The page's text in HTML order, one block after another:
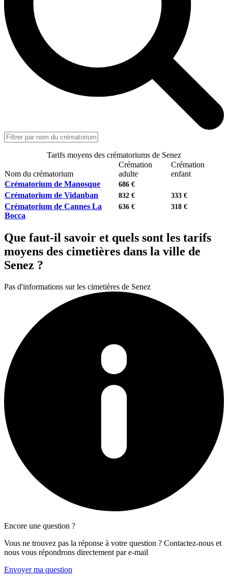
Tarifs moyens des crématoriums de Senez
Nom du crématorium
Crémation
adulte
Crémation
enfant
Crématorium de Manosque
686 €
Crématorium de Vidauban 832 € 333 €
Crématorium de Cannes La
Bocca
636 € 318 €
Que faut-il savoir et quels sont les tarifs
moyens des cimetières dans la ville de
Senez ?
Pas d'informations sur les cimetières de Senez
Encore une question ?
Vous ne trouvez pas la réponse à votre question ? Contactez-nous et
nous vous répondrons directement par e-mail
Envoyer ma question